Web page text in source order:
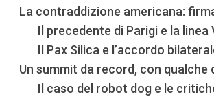
La contraddizione americana:
Il precedente di Parigi e la linea
Il Pax Silica e l’accordo
Un summit da record, con qualche
Il caso del robot dog e le